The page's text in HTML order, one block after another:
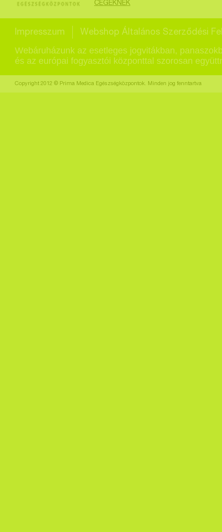
CÉGEKNEK
Impresszum Webshop Általános Szerződési
Webáruházunk az esetleges jogvitákban,
és az európai fogyasztói központtal szorosan
Copyright 2012 © Prima Medica Egészségközpontok. Minden jog fenntartva